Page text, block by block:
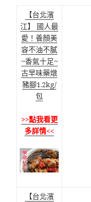
【台北濱
江】 國人最
愛！養顏美
容不油不膩
~香氣十足~
古早味藥燉
豬腳1.2kg/
包
>>點我看更
多詳情<<
【台北濱